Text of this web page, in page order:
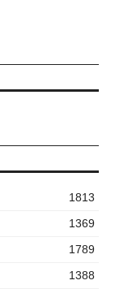
1813
1369
1789
1388